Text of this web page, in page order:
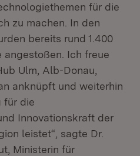
für die
Fenster)
zu machen. In den
bereits rund 1.400
Ich freue
Ulm, Alb-Donau,
anknüpft und weiterhin
für die
Innovationskraft der
leistet“, sagte Dr.
Ministerin für